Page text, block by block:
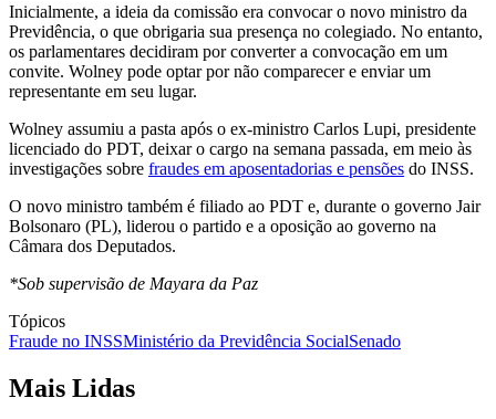
Inicialmente, a ideia da comissão era convocar o novo ministro da
Previdência, o que obrigaria sua presença no colegiado. No entanto,
os parlamentares decidiram por converter a convocação em um
convite. Wolney pode optar por não comparecer e enviar um
representante em seu lugar.
Wolney assumiu a pasta após o ex-ministro Carlos Lupi, presidente
licenciado do PDT, deixar o cargo na semana passada, em meio às
investigações sobre fraudes em aposentadorias e pensões do INSS.
O novo ministro também é filiado ao PDT e, durante o governo Jair
Bolsonaro (PL), liderou o partido e a oposição ao governo na
Câmara dos Deputados.
*Sob supervisão de Mayara da Paz
Tópicos
Fraude no INSSMinistério da Previdência SocialSenado
Mais Lidas